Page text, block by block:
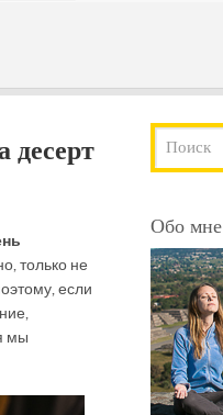
десерт
только не
если
мы
Обо мне